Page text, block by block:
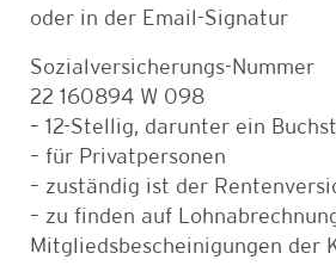
oder in der Email-Signatur
Sozialversicherungs-Nummer
22 160894 W 098
– 12-Stellig, darunter ein
– für Privatpersonen
– zuständig ist der
– zu finden auf
Mitgliedsbescheinigungen der